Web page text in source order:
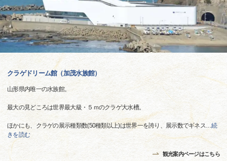
クラゲドリーム館（加茂水族館）
山形県内唯一の水族館。
最大の見どころは世界最大級・５ｍのクラゲ大水槽。
ほかにも、クラゲの展示種類数(50種類以上)は世界一を誇り、展示数でギネス…続
きを読む
観光案内ページはこちら